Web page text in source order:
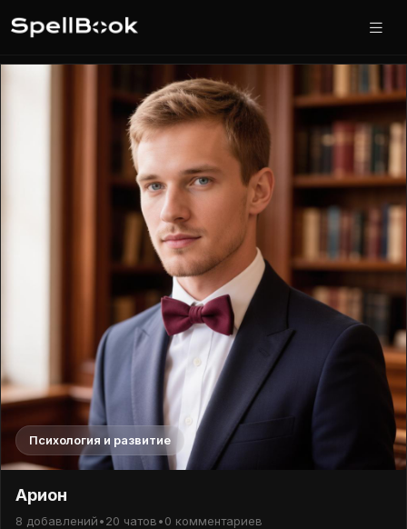
Психология и развитие
Арион
8 добавлений•20 чатов•0 комментариев